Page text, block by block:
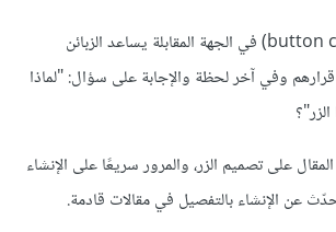
بينما إنشاء الزر (button copy) في الجهة المقابلة يساعد الزبائن
وفي آخر لحظة والإجابة على سؤال: "لماذا
على تصميم الزر، والمرور سريعًا على الإنشاء
عن الإنشاء بالتفصيل في مقالات قادمة.